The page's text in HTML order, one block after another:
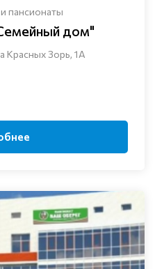
пансионаты
дом"
Красных Зорь, 1А